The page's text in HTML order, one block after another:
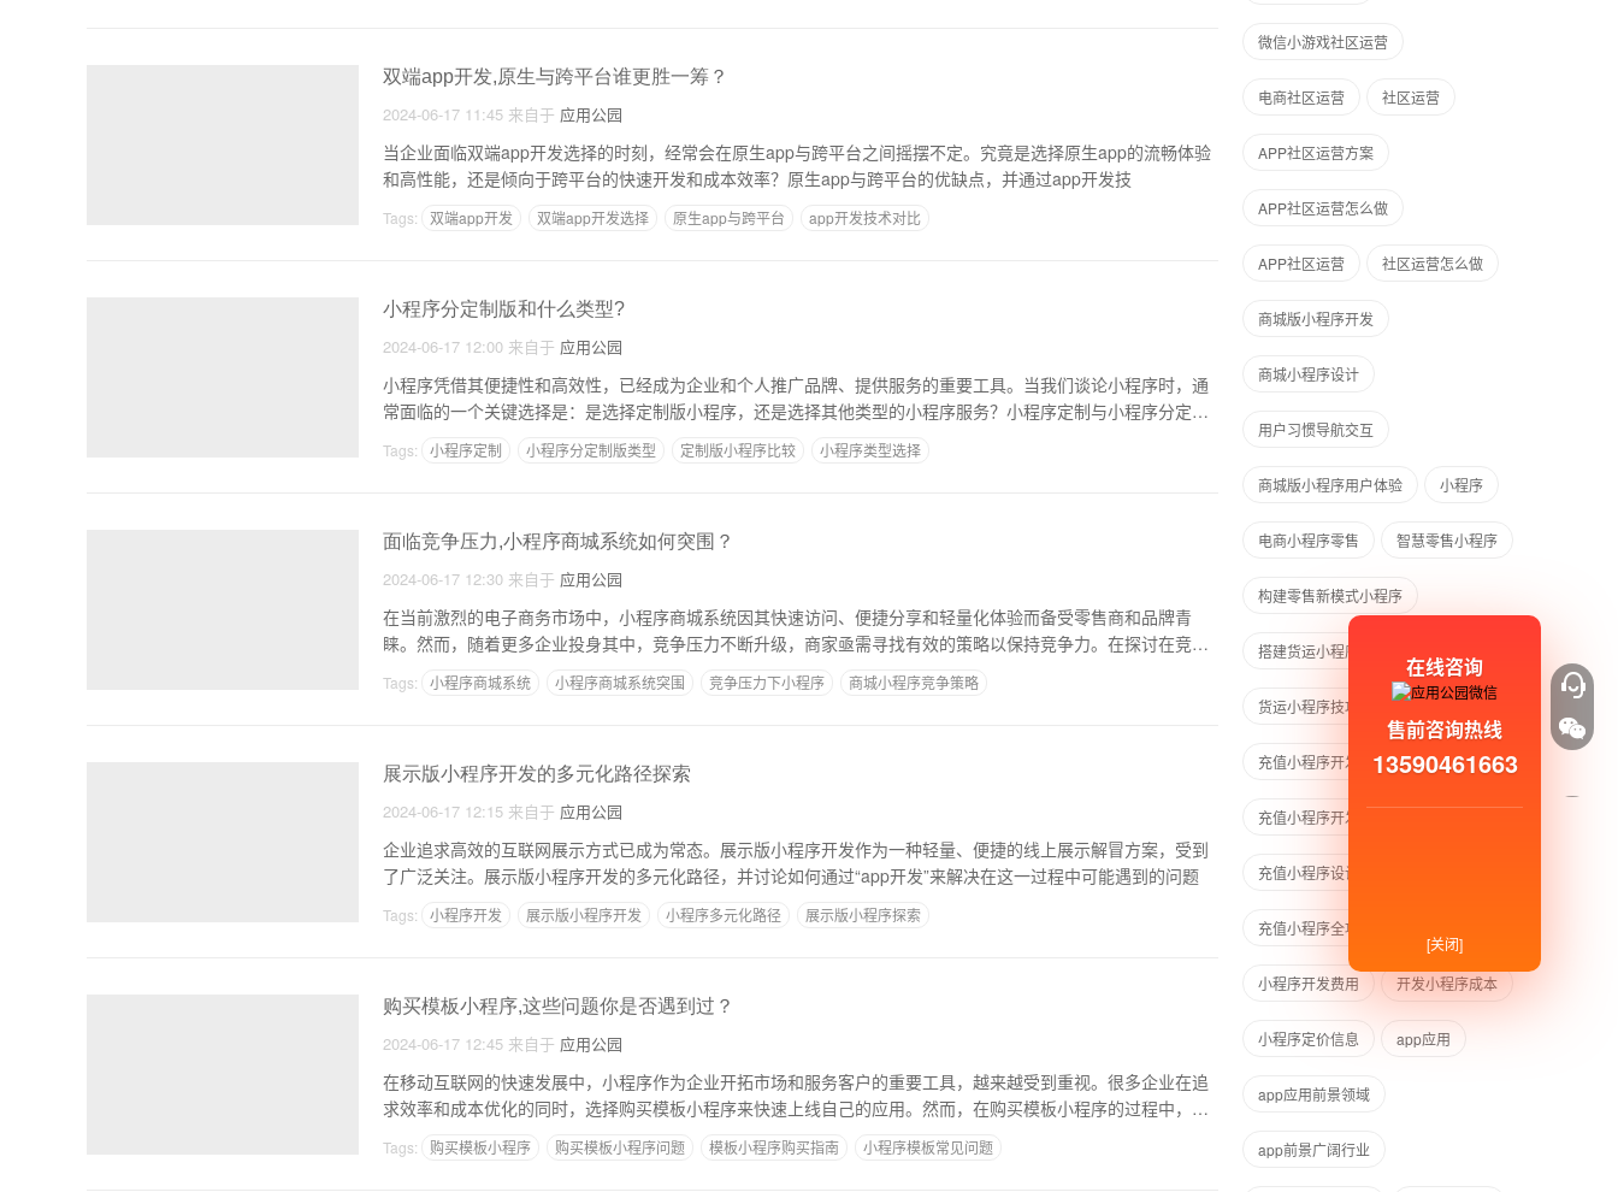
双端app开发,原生与跨平台谁更胜一筹？
2024-06-17 11:45 来自于 应用公园
当企业面临双端app开发选择的时刻，经常会在原生app与跨平台之间摇摆不定。究竟是选择原生app的流畅体验
和高性能，还是倾向于跨平台的快速开发和成本效率？原生app与跨平台的优缺点，并通过app开发技
Tags: 双端app开发 双端app开发选择 原生app与跨平台 app开发技术对比
小程序分定制版和什么类型?
2024-06-17 12:00 来自于 应用公园
小程序凭借其便捷性和高效性，已经成为企业和个人推广品牌、提供服务的重要工具。当我们谈论小程序时，通
常面临的一个关键选择是：是选择定制版小程序，还是选择其他类型的小程序服务？小程序定制与小程序分定制
Tags: 小程序定制 小程序分定制版类型 定制版小程序比较 小程序类型选择
面临竞争压力,小程序商城系统如何突围？
2024-06-17 12:30 来自于 应用公园
在当前激烈的电子商务市场中，小程序商城系统因其快速访问、便捷分享和轻量化体验而备受零售商和品牌青
睐。然而，随着更多企业投身其中，竞争压力不断升级，商家亟需寻找有效的策略以保持竞争力。在探讨在竞争
Tags: 小程序商城系统 小程序商城系统突围 竞争压力下小程序 商城小程序竞争策略
展示版小程序开发的多元化路径探索
2024-06-17 12:15 来自于 应用公园
企业追求高效的互联网展示方式已成为常态。展示版小程序开发作为一种轻量、便捷的线上展示解冒方案，受到
了广泛关注。展示版小程序开发的多元化路径，并讨论如何通过“app开发”来解决在这一过程中可能遇到的问题
Tags: 小程序开发 展示版小程序开发 小程序多元化路径 展示版小程序探索
购买模板小程序,这些问题你是否遇到过？
2024-06-17 12:45 来自于 应用公园
在移动互联网的快速发展中，小程序作为企业开拓市场和服务客户的重要工具，越来越受到重视。很多企业在追
求效率和成本优化的同时，选择购买模板小程序来快速上线自己的应用。然而，在购买模板小程序的过程中，企
Tags: 购买模板小程序 购买模板小程序问题 模板小程序购买指南 小程序模板常见问题
微信小游戏社区运营
电商社区运营 社区运营
APP社区运营方案
APP社区运营怎么做
APP社区运营 社区运营怎么做
商城版小程序开发
商城小程序设计
用户习惯导航交互
商城版小程序用户体验 小程序
电商小程序零售 智慧零售小程序
构建零售新模式小程序
搭建货运小程序
货运小程序技巧 货运小程序方法
充值小程序开发
充值小程序开发流程
充值小程序设计上线
充值小程序全攻略
小程序开发费用 开发小程序成本
小程序定价信息 app应用
app应用前景领域
app前景广阔行业
在线咨询
售前咨询热线
13590461663
[关闭]